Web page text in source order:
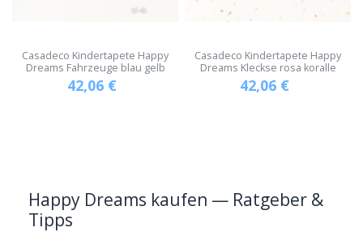
Casadeco Kindertapete Happy
Dreams Fahrzeuge blau gelb
42,06 €
Casadeco Kindertapete Happy
Dreams Kleckse rosa koralle
42,06 €
Happy Dreams kaufen — Ratgeber &
Tipps